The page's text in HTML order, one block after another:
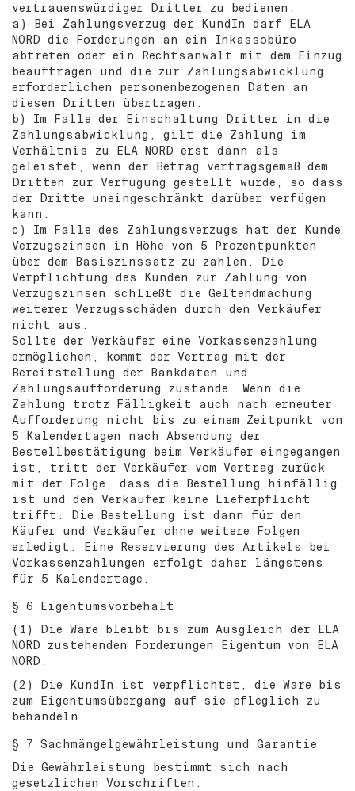
vertrauenswürdiger Dritter zu bedienen:
a) Bei Zahlungsverzug der KundIn darf ELA
NORD die Forderungen an ein Inkassobüro
abtreten oder ein Rechtsanwalt mit dem Einzug
beauftragen und die zur Zahlungsabwicklung
erforderlichen personenbezogenen Daten an
diesen Dritten übertragen.
b) Im Falle der Einschaltung Dritter in die
Zahlungsabwicklung, gilt die Zahlung im
Verhältnis zu ELA NORD erst dann als
geleistet, wenn der Betrag vertragsgemäß dem
Dritten zur Verfügung gestellt wurde, so dass
der Dritte uneingeschränkt darüber verfügen
kann.
c) Im Falle des Zahlungsverzugs hat der Kunde
Verzugszinsen in Höhe von 5 Prozentpunkten
über dem Basiszinssatz zu zahlen. Die
Verpflichtung des Kunden zur Zahlung von
Verzugszinsen schließt die Geltendmachung
weiterer Verzugsschäden durch den Verkäufer
nicht aus.
Sollte der Verkäufer eine Vorkassenzahlung
ermöglichen, kommt der Vertrag mit der
Bereitstellung der Bankdaten und
Zahlungsaufforderung zustande. Wenn die
Zahlung trotz Fälligkeit auch nach erneuter
Aufforderung nicht bis zu einem Zeitpunkt von
5 Kalendertagen nach Absendung der
Bestellbestätigung beim Verkäufer eingegangen
ist, tritt der Verkäufer vom Vertrag zurück
mit der Folge, dass die Bestellung hinfällig
ist und den Verkäufer keine Lieferpflicht
trifft. Die Bestellung ist dann für den
Käufer und Verkäufer ohne weitere Folgen
erledigt. Eine Reservierung des Artikels bei
Vorkassenzahlungen erfolgt daher längstens
für 5 Kalendertage.
§ 6 Eigentumsvorbehalt
(1) Die Ware bleibt bis zum Ausgleich der ELA
NORD zustehenden Forderungen Eigentum von ELA
NORD.
(2) Die KundIn ist verpflichtet, die Ware bis
zum Eigentumsübergang auf sie pfleglich zu
behandeln.
§ 7 Sachmängelgewährleistung und Garantie
Die Gewährleistung bestimmt sich nach
gesetzlichen Vorschriften.